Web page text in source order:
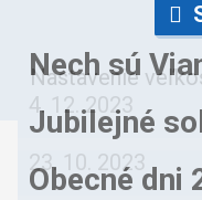
Nastavenie
Nech sú
4. 12. 2023
Jubilejné
23. 10. 2023
Obecné dni